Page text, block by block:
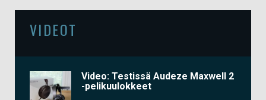
VIDEOT
Video: Testissä Audeze Maxwell 2
-pelikuulokkeet